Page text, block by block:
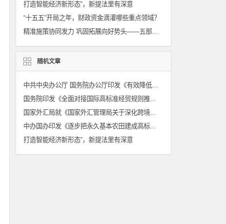
打造智能经济新形态”，新提法里有深意
“十五五”开局之年，财政资金滴灌哪些重点领域？
精准施策协同发力 巩固拓展向好势头——五部门主要负责人回应中国经济热点问题
随机文章
中共中央办公厅 国务院办公厅印发《有效降低全社会物流成本行动方案》
国务院印发《全面对接国际高标准经贸规则推进中国（上海）自由贸易试验区高水平制度型开放总体方案》
国家外汇局就《国家外汇管理局关于深化跨境投融资外汇管理改革有关事宜的通知》答问
中办国办印发《逐步把永久基本农田建成高标准农田实施方案》
打造智能经济新形态”，新提法里有深意